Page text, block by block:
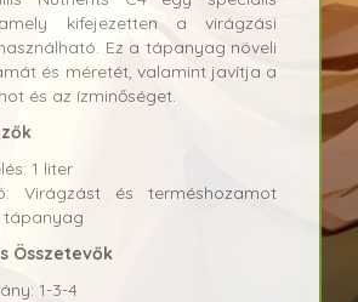
kifejezetten a virágzási
Ez a tápanyag növeli
és méretét, valamint javítja a
és az ízminőséget.
1 liter
Virágzást és terméshozamot
tápanyag
Összetevők
1-3-4